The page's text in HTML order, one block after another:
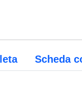
Scheda